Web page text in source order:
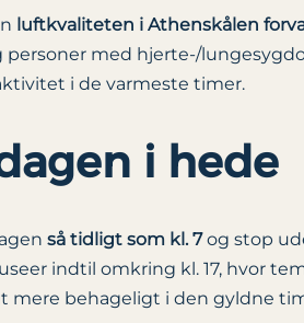
luftkvaliteten i Athenskålen
med hjerte-/
i de varmeste timer.
i hede
så tidligt som kl. 7og stop
indtil omkring kl. 17, hvor
behageligt i den gyldne